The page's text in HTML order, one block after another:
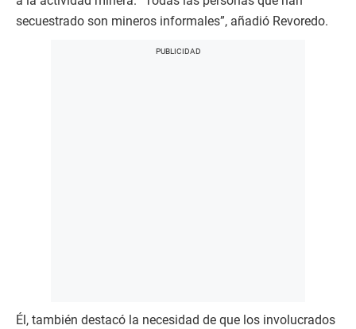
secuestrado son mineros informales”, añadió Revoredo.
Él, también destacó la necesidad de que los involucrados